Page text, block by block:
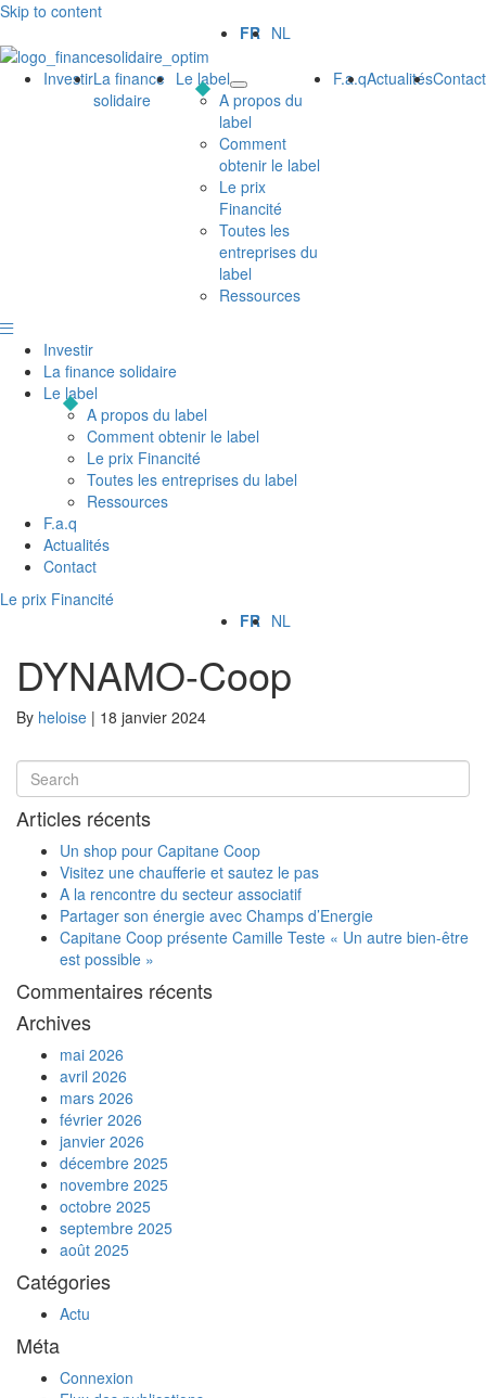
Skip to content
FR NL
InvestirLa finance
solidaire
Le label
A propos du
label
Comment
obtenir le label
Le prix
Financité
Toutes les
entreprises du
label
Ressources
F.a.qActualitésContact
Investir
La finance solidaire
Le label
A propos du label
Comment obtenir le label
Le prix Financité
Toutes les entreprises du label
Ressources
F.a.q
Actualités
Contact
Le prix Financité
FR NL
DYNAMO-Coop
By heloise | 18 janvier 2024
Articles récents
Un shop pour Capitane Coop
Visitez une chaufferie et sautez le pas
A la rencontre du secteur associatif
Partager son énergie avec Champs d’Energie
Capitane Coop présente Camille Teste « Un autre bien-être
est possible »
Commentaires récents
Archives
mai 2026
avril 2026
mars 2026
février 2026
janvier 2026
décembre 2025
novembre 2025
octobre 2025
septembre 2025
août 2025
Catégories
Actu
Méta
Connexion